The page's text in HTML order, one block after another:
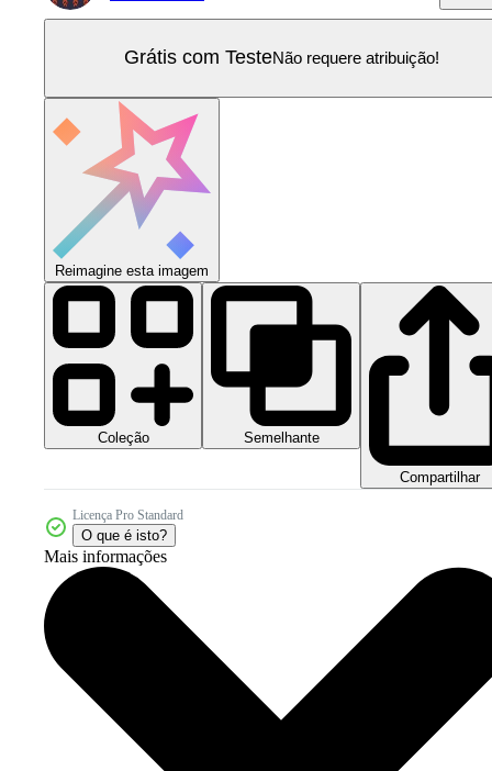
Grátis com TesteNão requere atribuição!
Reimagine esta imagem
Coleção Semelhante
Compartilhar
Licença Pro Standard
O que é isto?
Mais informações